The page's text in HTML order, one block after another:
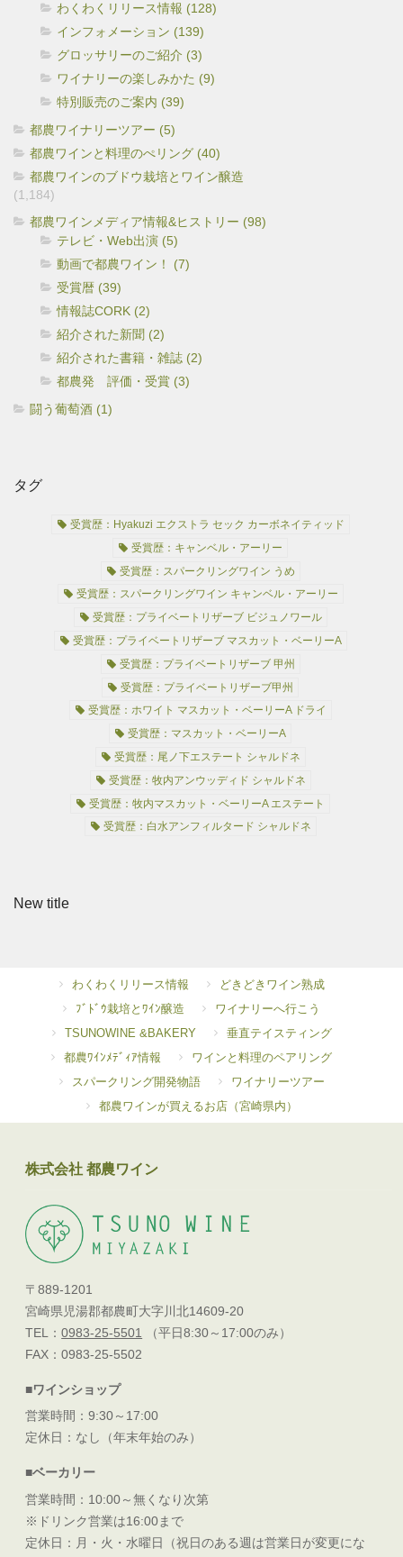
わくわくリリース情報 (128)
インフォメーション (139)
グロッサリーのご紹介 (3)
ワイナリーの楽しみかた (9)
特別販売のご案内 (39)
都農ワイナリーツアー (5)
都農ワインと料理のぺリング (40)
都農ワインのブドウ栽培とワイン醸造
(1,184)
都農ワインメディア情報&ヒストリー (98)
テレビ・Web出演 (5)
動画で都農ワイン！ (7)
受賞暦 (39)
情報誌CORK (2)
紹介された新聞 (2)
紹介された書籍・雑誌 (2)
都農発 評価・受賞 (3)
闘う葡萄酒 (1)
タグ
受賞歴：Hyakuzi エクストラ セック カーボネイティッド
受賞歴：キャンベル・アーリー
受賞歴：スパークリングワイン うめ
受賞歴：スパークリングワイン キャンベル・アーリー
受賞歴：プライベートリザーブ ビジュノワール
受賞歴：プライベートリザーブ マスカット・ベーリーA
受賞歴：プライベートリザーブ 甲州
受賞歴：プライベートリザーブ甲州
受賞歴：ホワイト マスカット・ベーリーA ドライ
受賞歴：マスカット・ベーリーA
受賞歴：尾ノ下エステート シャルドネ
受賞歴：牧内アンウッディド シャルドネ
受賞歴：牧内マスカット・ベーリーA エステート
受賞歴：白水アンフィルタード シャルドネ
New title
わくわくリリース情報
どきどきワイン熟成
ﾌﾞﾄﾞｳ栽培とﾜｲﾝ醸造
ワイナリーへ行こう
TSUNOWINE &BAKERY
垂直テイスティング
都農ﾜｲﾝﾒﾃﾞｨｱ情報
ワインと料理のペアリング
スパークリング開発物語
ワイナリーツアー
都農ワインが買えるお店（宮崎県内）
株式会社 都農ワイン
〒889-1201
宮崎県児湯郡都農町大字川北14609-20
TEL：0983-25-5501 （平日8:30～17:00のみ）
FAX：0983-25-5502
■ワインショップ
営業時間：9:30～17:00
定休日：なし（年末年始のみ）
■ベーカリー
営業時間：10:00～無くなり次第
※ドリンク営業は16:00まで
定休日：月・火・水曜日（祝日のある週は営業日が変更にな